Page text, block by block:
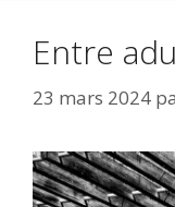
Entre
23 mars 2024